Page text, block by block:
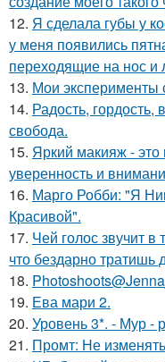
12. Я сделала губы у
у меня появились
переходящие на нос и
13. Мои эксперименты
14. Радость, гордость,
свобода.
15. Яркий макияж - это
уверенность и
16. Марго Робби: "Я
Красивой".
17. Чей голос звучит в
что бездарно тратишь
18.
19. Ева мари 2.
20. Уровень 3*. - Мур -
21. Промт: Не